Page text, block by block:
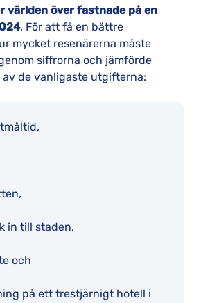
världen över fastnade på en
. För att få en bättre
mycket resenärerna måste
siffrorna och jämförde
av de vanligaste utgifterna:
in till staden,
och
på ett trestjärnigt hotell i